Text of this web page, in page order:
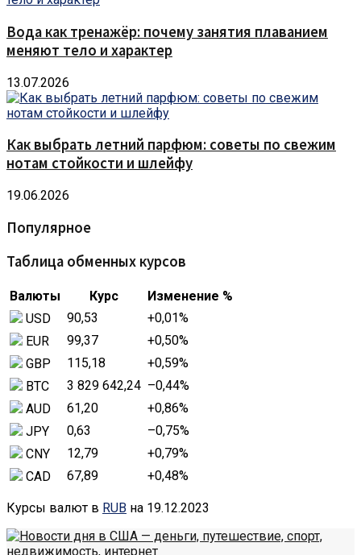
Вода как тренажёр: почему занятия плаванием
меняют тело и характер
13.07.2026
Как выбрать летний парфюм: советы по свежим
нотам стойкости и шлейфу
19.06.2026
Популярное
Таблица обменных курсов
Валюты Курс
Изменение %
USD
90,53 +0,01%
EUR
99,37 +0,50%
GBP
115,18 +0,59%
BTC
3 829 642,24 –0,44%
AUD
61,20 +0,86%
JPY
0,63 –0,75%
CNY
12,79 +0,79%
CAD
67,89 +0,48%
Курсы валют в RUB на 19.12.2023